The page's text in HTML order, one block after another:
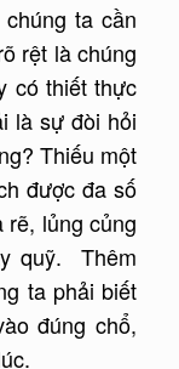
ta cần
rệt là chúng
có thiết thực
là sự đòi hỏi
Thiếu một
được đa số
lủng củng
quỹ. Thêm
ta phải biết
đúng chổ,